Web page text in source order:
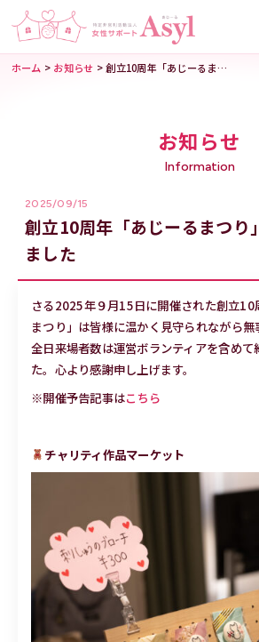
ホーム > お知らせ > 創立10周年「あじーるまつり」盛会に終了しました
お知らせ
Information
2025/09/15
創立10周年「あじーるまつり
ました
さる2025年９月15日に開催された創立10
まつり」は皆様に温かく見守られながら無
全日来場者数は運営ボランティアを含め
た。心より感謝申し上げます。
※開催予告記事はこちら
チャリティ作品マーケット